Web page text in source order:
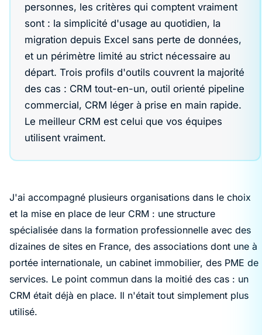
personnes, les critères qui comptent vraiment
sont : la simplicité d'usage au quotidien, la
migration depuis Excel sans perte de données,
et un périmètre limité au strict nécessaire au
départ. Trois profils d'outils couvrent la majorité
des cas : CRM tout-en-un, outil orienté pipeline
commercial, CRM léger à prise en main rapide.
Le meilleur CRM est celui que vos équipes
utilisent vraiment.
J'ai accompagné plusieurs organisations dans le choix
et la mise en place de leur CRM : une structure
spécialisée dans la formation professionnelle avec des
dizaines de sites en France, des associations dont une à
portée internationale, un cabinet immobilier, des PME de
services. Le point commun dans la moitié des cas : un
CRM était déjà en place. Il n'était tout simplement plus
utilisé.